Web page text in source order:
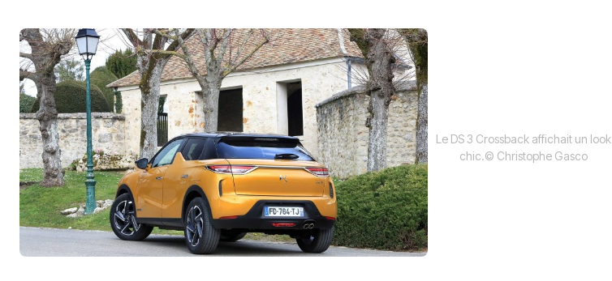
Le DS 3 Crossback affichait un look
chic.© Christophe Gasco